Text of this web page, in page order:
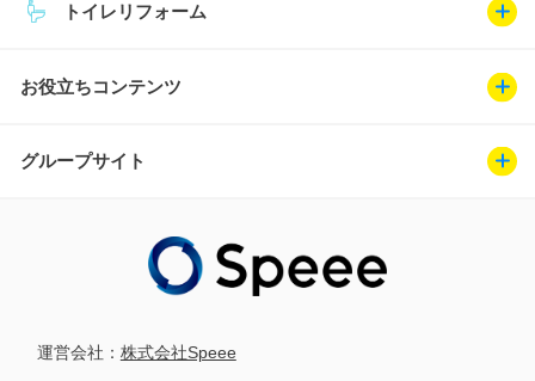
トイレリフォーム
お役立ちコンテンツ
グループサイト
運営会社： 株式会社Speee